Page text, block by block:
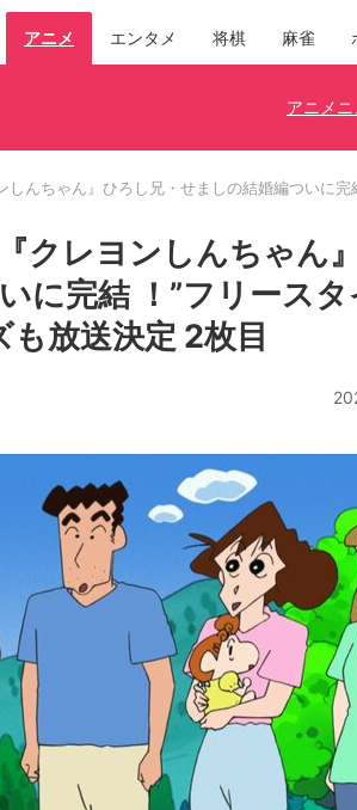
アニメ エンタメ 将棋 麻雀
アニメニ
しんちゃん』ひろし兄・せましの結婚編ついに完
クレヨンしんちゃん
に完結 ！”フリースタ
放送決定 2枚目